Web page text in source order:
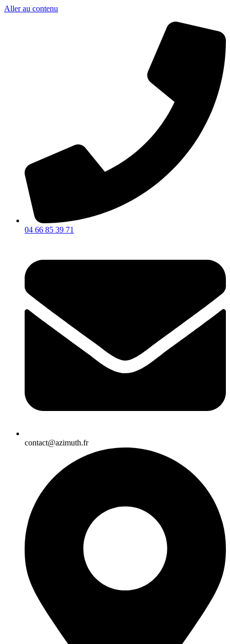
Aller au contenu
04 66 85 39 71
contact@azimuth.fr